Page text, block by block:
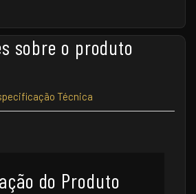
sobre o produto
Técnica
do Produto